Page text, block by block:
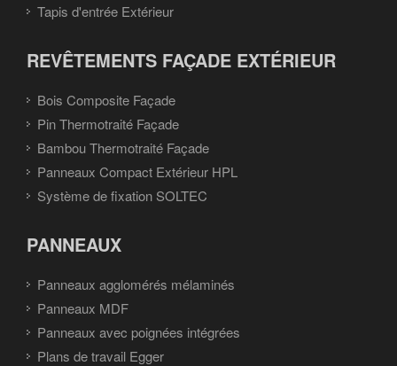
Tapis d'entrée Extérieur
REVÊTEMENTS FAÇADE EXTÉRIEUR
Bois Composite Façade
Pin Thermotraité Façade
Bambou Thermotraité Façade
Panneaux Compact Extérieur HPL
Système de fixation SOLTEC
PANNEAUX
Panneaux agglomérés mélaminés
Panneaux MDF
Panneaux avec poignées intégrées
Plans de travail Egger